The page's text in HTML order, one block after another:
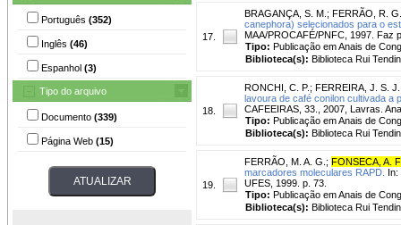
Português (352)
Inglês (46)
Espanhol (3)
Tipo do arquivo
Documento (339)
Página Web (15)
17.
BRAGANÇA, S. M. ; FERRÃO, R. G.
canephora) selecionados para o
MAA/PROCAFÉ/PNFC, 1997. Faz
Tipo: Publicação em Anais de
Biblioteca(s): Biblioteca Rui
18.
RONCHI, C. P. ; FERREIRA, J. S. J.
lavoura de café conilon cultivada a
CAFEEIRAS, 33., 2007, Lavras.
Tipo: Publicação em Anais de
Biblioteca(s): Biblioteca Rui
19.
FERRÃO, M. A. G. ; FONSECA, A.
marcadores moleculares RAPD. In:
UFES, 1999. p. 73.
Tipo: Publicação em Anais de
Biblioteca(s): Biblioteca Rui